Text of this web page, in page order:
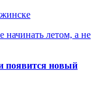
летом, а не
появится новый